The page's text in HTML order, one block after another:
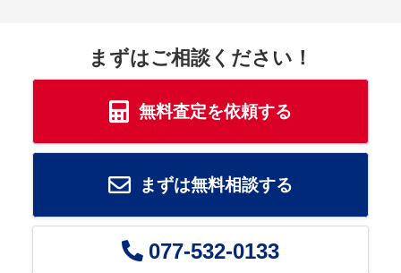
まずはご相談ください！
無料査定を依頼する
まずは無料相談する
077-532-0133